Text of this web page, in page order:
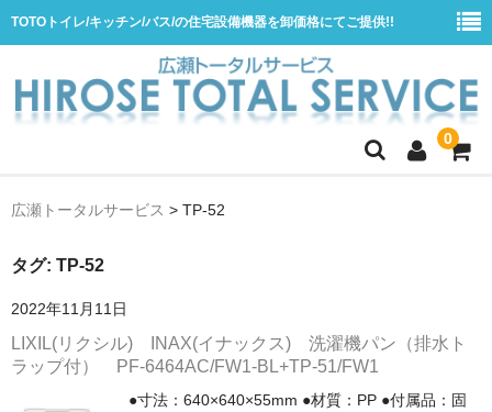
TOTOトイレ/キッチン/バス/の住宅設備機器を卸価格にてご提供!!
0
商品一覧
水栓
浴室用シャワー水栓
浴室用バス水栓
広瀬トータルサービス > TP-52
タグ: TP-52
2022年11月11日
LIXIL(リクシル) INAX(イナックス) 洗濯機パン（排水ト
ラップ付） PF-6464AC/FW1-BL+TP-51/FW1
●寸法：640×640×55mm ●材質：PP ●付属品：固